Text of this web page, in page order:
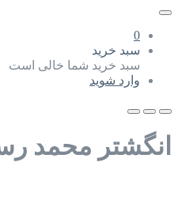
0
سبد خرید
سبد خرید شما خالی است
وارد شوید
انگشتر محمد